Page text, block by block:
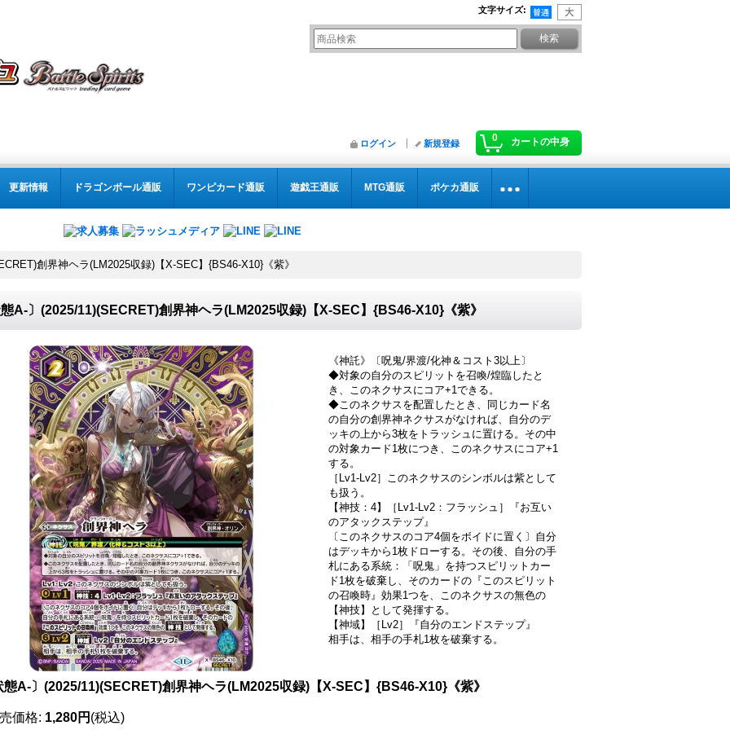
文字サイズ:
0 カートの中身
ログイン 新規登録
更新情報 ドラゴンボール通販 ワンピカード通販 遊戯王通販 MTG通販 ポケカ通販
創界神ヘラ(LM2025収録)【X-SEC】{BS46-X10}《紫》
A-〕(2025/11)(SECRET)創界神ヘラ(LM2025収録)【X-SEC】{BS46-X10}《紫》
《神託》〔呪鬼/界渡/化神＆コスト3以上〕
◆対象の自分のスピリットを召喚/煌臨したと
き、このネクサスにコア+1できる。
◆このネクサスを配置したとき、同じカード名
の自分の創界神ネクサスがなければ、自分のデ
ッキの上から3枚をトラッシュに置ける。その中
の対象カード1枚につき、このネクサスにコア+1
する。
［Lv1-Lv2］このネクサスのシンボルは紫として
も扱う。
【神技：4】［Lv1-Lv2：フラッシュ］『お互い
のアタックステップ』
〔このネクサスのコア4個をボイドに置く〕自分
はデッキから1枚ドローする。その後、自分の手
札にある系統：「呪鬼」を持つスピリットカー
ド1枚を破棄し、そのカードの『このスピリット
の召喚時』効果1つを、このネクサスの無色の
【神技】として発揮する。
【神域】［Lv2］『自分のエンドステップ』
相手は、相手の手札1枚を破棄する。
態A-〕(2025/11)(SECRET)創界神ヘラ(LM2025収録)【X-SEC】{BS46-X10}《紫》
価格: 1,280円 (税込)